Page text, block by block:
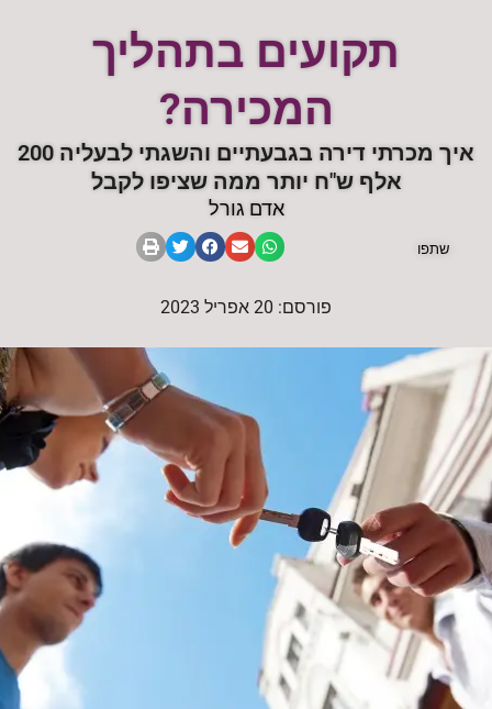
תקועים בתהליך
המכירה?
איך מכרתי דירה בגבעתיים והשגתי לבעליה 200
אלף ש"ח יותר ממה שציפו לקבל
אדם גורל
שתפו
פורסם: 20 אפריל 2023